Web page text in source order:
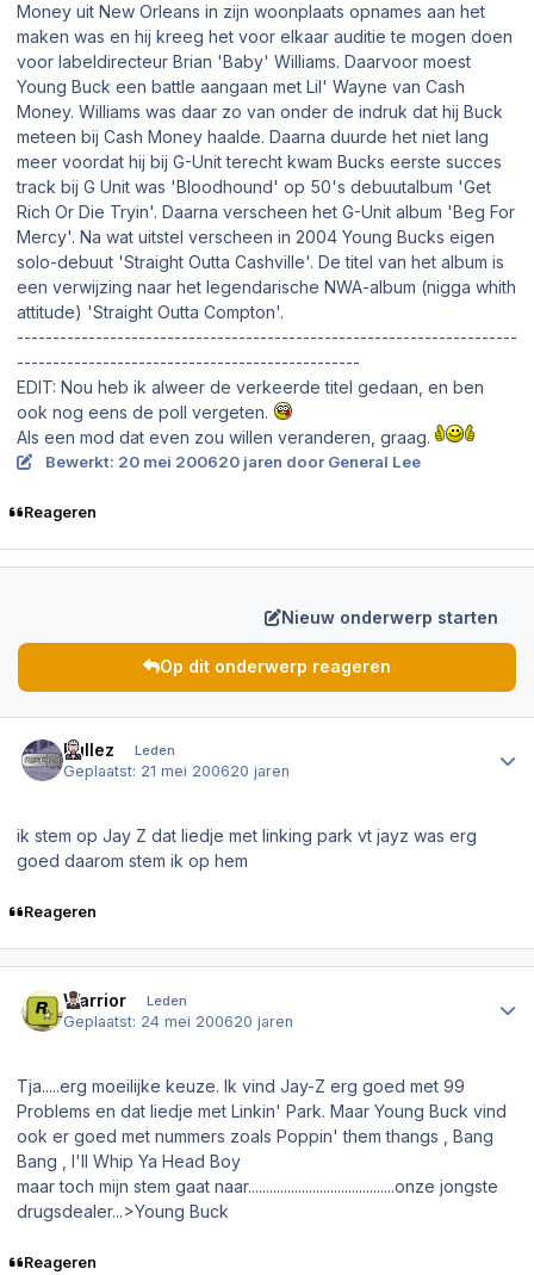
Money uit New Orleans in zijn woonplaats opnames aan het
maken was en hij kreeg het voor elkaar auditie te mogen doen
voor labeldirecteur Brian 'Baby' Williams. Daarvoor moest
Young Buck een battle aangaan met Lil' Wayne van Cash
Money. Williams was daar zo van onder de indruk dat hij Buck
meteen bij Cash Money haalde. Daarna duurde het niet lang
meer voordat hij bij G-Unit terecht kwam Bucks eerste succes
track bij G Unit was 'Bloodhound' op 50's debuutalbum 'Get
Rich Or Die Tryin'. Daarna verscheen het G-Unit album 'Beg For
Mercy'. Na wat uitstel verscheen in 2004 Young Bucks eigen
solo-debuut 'Straight Outta Cashville'. De titel van het album is
een verwijzing naar het legendarische NWA-album (nigga whith
attitude) 'Straight Outta Compton'.
----------------------------------------------------------------------
------------------------------------------------
EDIT: Nou heb ik alweer de verkeerde titel gedaan, en ben
ook nog eens de poll vergeten.
Als een mod dat even zou willen veranderen, graag.
Bewerkt: 20 mei 200620 jaren door General Lee
Reageren
Nieuw onderwerp starten
Op dit onderwerp reageren
Rullez Leden
Geplaatst: 21 mei 200620 jaren
ik stem op Jay Z dat liedje met linking park vt jayz was erg
goed daarom stem ik op hem
Reageren
Warrior Leden
Geplaatst: 24 mei 200620 jaren
Tja.....erg moeilijke keuze. Ik vind Jay-Z erg goed met 99
Problems en dat liedje met Linkin' Park. Maar Young Buck vind
ook er goed met nummers zoals Poppin' them thangs , Bang
Bang , I'll Whip Ya Head Boy
maar toch mijn stem gaat naar.........................................onze jongste
drugsdealer...>Young Buck
Reageren